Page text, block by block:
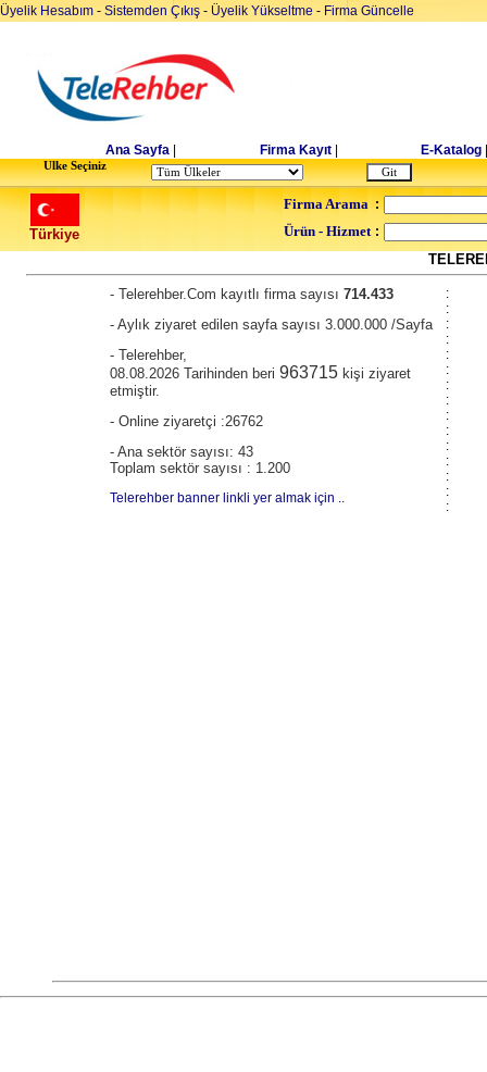
Üyelik Hesabım - Sistemden Çıkış - Üyelik Yükseltme - Firma Güncelle
Ana Sayfa Firma Kayıt E-Katalog
Ulke Seçiniz
Türkiye
Firma Arama :
Ürün - Hizmet :
- Telerehber.Com kayıtlı firma sayısı 714.433
- Aylık ziyaret edilen sayfa sayısı 3.000.000 /Sayfa
- Telerehber,
08.08.2026 Tarihinden beri 963715 kişi ziyaret
etmiştir.
- Online ziyaretçi :26762
- Ana sektör sayısı: 43
Toplam sektör sayısı : 1.200
Telerehber banner linkli yer almak için ..
:
:
:
:
:
:
:
:
:
:
:
:
:
:
: